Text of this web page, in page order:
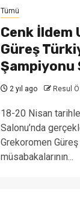
Tümü
Cenk İldem
Güreş
Şampiyonu
2 yıl ago Resul
18-20 Nisan
Salonu’nda
Grekoromen
müsabakalarının...